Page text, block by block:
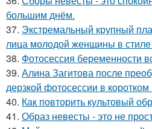
большим днём.
37. Экстремальный крупный
лица молодой женщины в
38. Фотосессия беременности
39. Алина Загитова после
дерзкой фотосессии в
40. Как повторить культовый
41. Образ невесты - это не